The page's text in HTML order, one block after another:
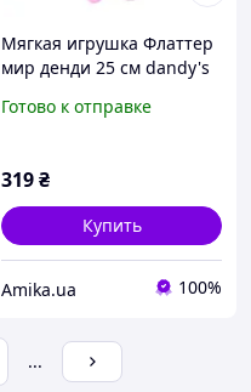
Мягкая игрушка Флаттер
мир денди 25 см dandy's
Готово к отправке
319₴
Купить
Amika.ua 100%
...